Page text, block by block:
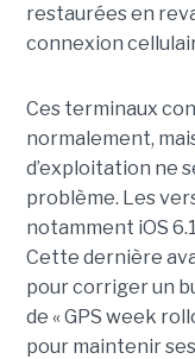
restaurées en
connexion
Ces terminaux
normalement,
d’exploitation ne
problème. Les
notamment iOS
Cette dernière
pour corriger un
de « GPS week
pour maintenir